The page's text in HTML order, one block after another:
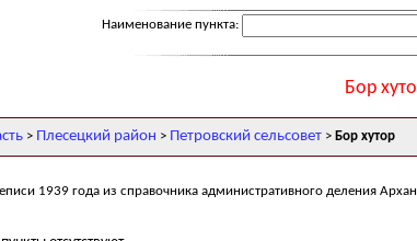
Наименование пункта:
Бор
> Плесецкий район > Петровский сельсовет > Бор хутор
1939 года из справочника административного деления